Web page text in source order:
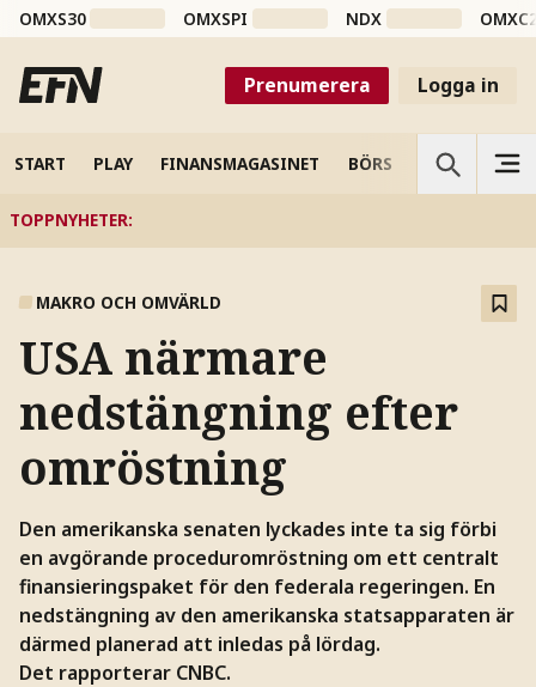
OMXS30 OMXSPI NDX
Prenumerera Logga in
START PLAY FINANSMAGASINET BÖRS VETENSKAP
TOPPNYHETER:
MAKRO OCH OMVÄRLD
USA närmare
nedstängning efter
omröstning
Den amerikanska senaten lyckades inte ta sig förbi
en avgörande proceduromröstning om ett centralt
finansieringspaket för den federala regeringen. En
nedstängning av den amerikanska statsapparaten är
därmed planerad att inledas på lördag.
Det rapporterar CNBC.